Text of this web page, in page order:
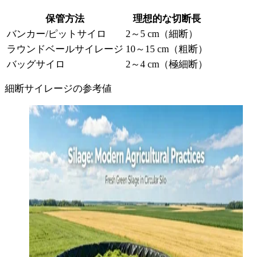
保管方法
理想的な切断長
バンカー/ピットサイロ
2～5 cm（細断）
ラウンドベールサイレージ 10～15 cm（粗断）
バッグサイロ
2～4 cm（極細断）
細断サイレージの参考値